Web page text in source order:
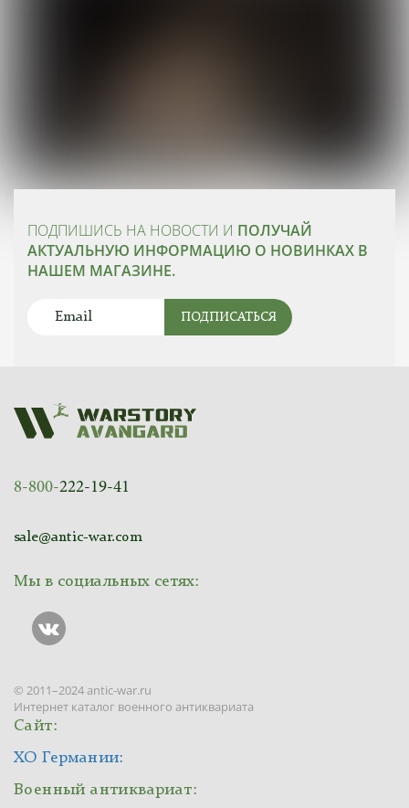
ПОДПИШИСЬ НА НОВОСТИ И ПОЛУЧАЙ
АКТУАЛЬНУЮ ИНФОРМАЦИЮ О НОВИНКАХ В
НАШЕМ МАГАЗИНЕ.
ПОДПИСАТЬСЯ
8-800-222-19-41
sale@antic-war.com
Мы в социальных сетях:
© 2011–2024 antic-war.ru
Интернет каталог военного антиквариата
Сайт:
ХО Германии:
Военный антиквариат: